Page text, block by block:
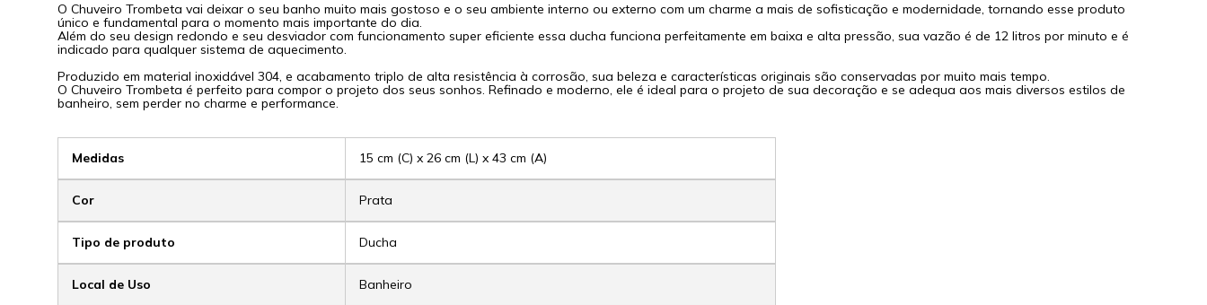
O Chuveiro Trombeta vai deixar o seu banho muito mais gostoso e o seu ambiente interno ou externo com um charme a mais de sofisticação e modernidade, tornando esse produto
único e fundamental para o momento mais importante do dia.
Além do seu design redondo e seu desviador com funcionamento super eficiente essa ducha funciona perfeitamente em baixa e alta pressão, sua vazão é de 12 litros por minuto e é
indicado para qualquer sistema de aquecimento.
Produzido em material inoxidável 304, e acabamento triplo de alta resistência à corrosão, sua beleza e características originais são conservadas por muito mais tempo.
O Chuveiro Trombeta é perfeito para compor o projeto dos seus sonhos. Refinado e moderno, ele é ideal para o projeto de sua decoração e se adequa aos mais diversos estilos de
banheiro, sem perder no charme e performance.
Medidas 15 cm (C) x 26 cm (L) x 43 cm (A)
Cor Prata
Tipo de produto Ducha
Local de Uso Banheiro